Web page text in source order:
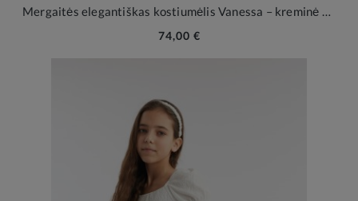
Mergaitės elegantiškas kostiumėlis Vanessa – kreminė balta
74,00 €